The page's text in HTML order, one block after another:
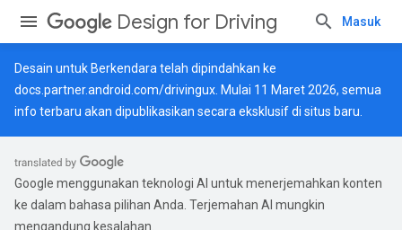
Design for Driving Masuk
Desain untuk Berkendara telah dipindahkan ke
docs.partner.android.com/drivingux . Mulai 11 Maret 2026, semua
info terbaru akan dipublikasikan secara eksklusif di situs baru.
Google menggunakan teknologi AI untuk menerjemahkan konten
ke dalam bahasa pilihan Anda. Terjemahan AI mungkin
mengandung kesalahan.